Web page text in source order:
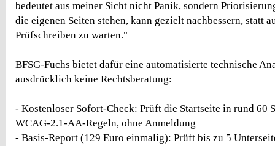
bedeutet aus meiner Sicht nicht Panik, sondern
die eigenen Seiten stehen, kann gezielt nachbessern, statt
Prüfschreiben zu warten."
BFSG-Fuchs bietet dafür eine automatisierte technische
ausdrücklich keine Rechtsberatung:
- Kostenloser Sofort-Check: Prüft die Startseite in rund 60
WCAG-2.1-AA-Regeln, ohne Anmeldung
- Basis-Report (129 Euro einmalig): Prüft bis zu 5